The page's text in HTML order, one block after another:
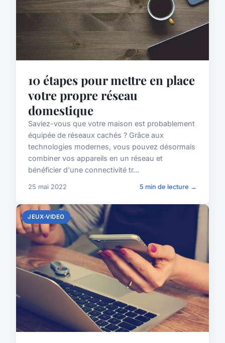
10 étapes pour mettre en place
votre propre réseau
domestique
Saviez-vous que votre maison est probablement
équipée de réseaux cachés ? Grâce aux
technologies modernes, vous pouvez désormais
combiner vos appareils en un réseau et
bénéficier d'une connectivité tr...
25 mai 2022 5 min de lecture →
JEUX-VIDEO